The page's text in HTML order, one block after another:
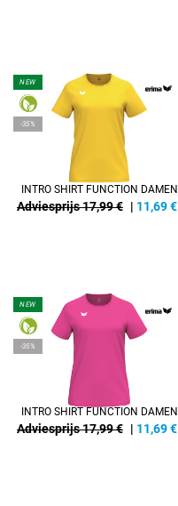
NEW
-35%
INTRO SHIRT FUNCTION DAMEN
Adviesprijs 17,99 € | 11,69€
NEW
-35%
INTRO SHIRT FUNCTION DAMEN
Adviesprijs 17,99 € | 11,69€